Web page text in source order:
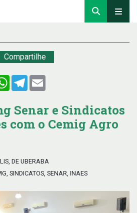
Compartilhe
WhatsApp
Telegram
Senar e Sindicatos
com o Cemig Agro
DE UBERABA
SINDICATOS, SENAR, INAES